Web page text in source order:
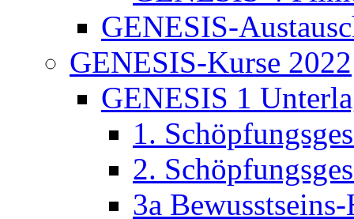
GENESIS-
GENESIS-Kurse 2022
GENESIS 1
1.
2.
3a